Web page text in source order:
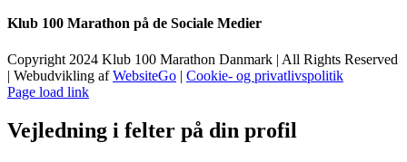
Klub 100 Marathon på de Sociale Medier
Copyright 2024 Klub 100 Marathon Danmark | All Rights Reserved
| Webudvikling afWebsiteGo | Cookie- og privatlivspolitik
Page load link
Vejledning i felter på din profil